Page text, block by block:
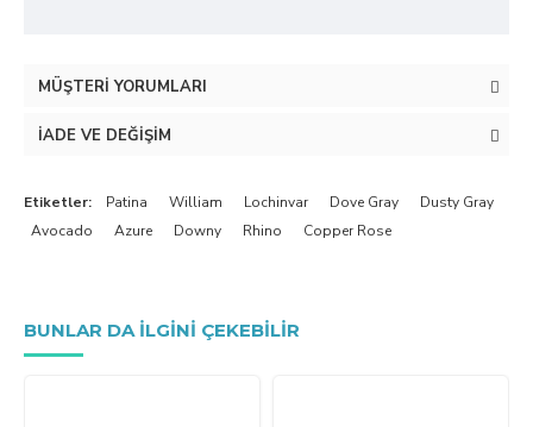
MÜŞTERI YORUMLARI
İADE VE DEĞIŞIM
Etiketler: Patina William Lochinvar Dove Gray
Dusty Gray
Avocado
Azure Downy Rhino Copper Rose
BUNLAR DA ILGINI ÇEKEBILIR